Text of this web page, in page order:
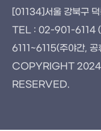
[01134]서울 강북구
TEL : 02-901-6114 (
6111~6115(주야간,
COPYRIGHT
RESERVED.